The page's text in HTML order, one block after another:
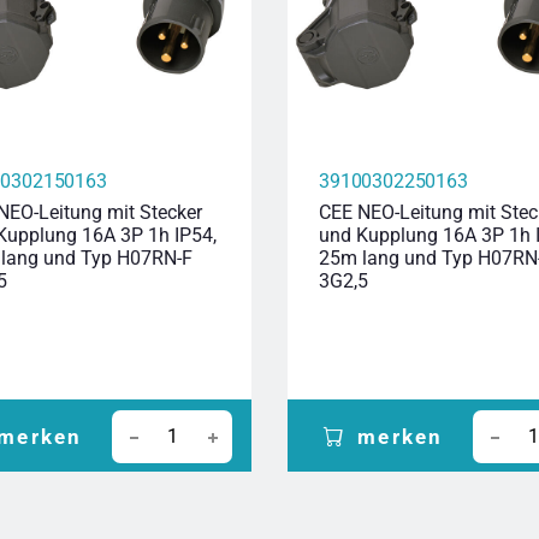
Leitung mit Stecker
16A 3P 1h IP54,
und Typ H07RN-F
39100302250163
CEE NEO-Leitung mit
und Kupplung 16A 3P 1h
25m lang und Typ
3G2,5
merken